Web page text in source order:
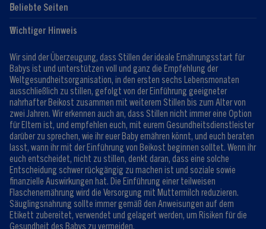
Beliebte Seiten
Hilfe
Expert:innen
Kontaktformular
Club-Info
Registrieren/Anmelden
Wichtiger Hinweis
Wir sind der Überzeugung, dass Stillen der ideale Ernährungsstart für
Babys ist und unterstützen voll und ganz die Empfehlung der
Weltgesundheitsorganisation, in den ersten sechs Lebensmonaten
ausschließlich zu stillen, gefolgt von der Einführung geeigneter
nahrhafter Beikost zusammen mit weiterem Stillen bis zum Alter von
zwei Jahren. Wir erkennen auch an, dass Stillen nicht immer eine Option
für Eltern ist, und empfehlen euch, mit eurem Gesundheitsdienstleister
darüber zu sprechen, wie ihr euer Baby ernähren könnt, und euch beraten
lasst, wann ihr mit der Einführung von Beikost beginnen solltet. Wenn ihr
euch entscheidet, nicht zu stillen, denkt daran, dass eine solche
Entscheidung schwer rückgängig zu machen ist und soziale sowie
finanzielle Auswirkungen hat. Die Einführung einer teilweisen
Flaschenernährung wird die Versorgung mit Muttermilch reduzieren.
Säuglingsnahrung sollte immer gemäß den Anweisungen auf dem
Etikett zubereitet, verwendet und gelagert werden, um Risiken für die
Gesundheit des Babys zu vermeiden.